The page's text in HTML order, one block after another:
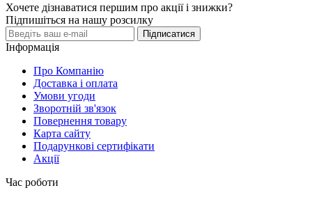
Хочете дізнаватися першим про акції і знижки?
Підпишіться на нашу розсилку
Підписатися
Інформація
Про Компанію
Доставка і оплата
Умови угоди
Зворотній зв'язок
Повернення товару
Карта сайту
Подарункові сертифікати
Акції
Час роботи